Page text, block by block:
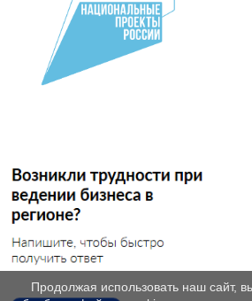
Продолжая использовать наш сайт,